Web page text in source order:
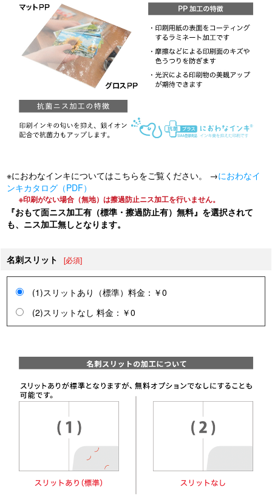
※におわなインキについてはこちらをご覧ください。 →におわなイ
ンキカタログ（PDF）
※印刷がない場合（無地）は擦過防止ニス加工を行いません。
『おもて面ニス加工有（標準・擦過防止有）無料』を選択されて
も、ニス加工無しとなります。
名刺スリット [必須]
(1)スリットあり（標準）料金：￥0
(2)スリットなし 料金：￥0